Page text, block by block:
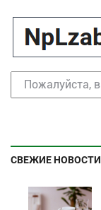
СВЕЖИЕ НОВОСТИ